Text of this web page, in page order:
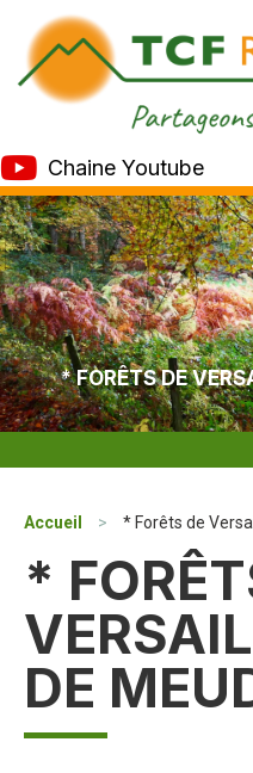
Chaine Youtube
* FORÊTS DE
Accueil > * Forêts de
*
DE